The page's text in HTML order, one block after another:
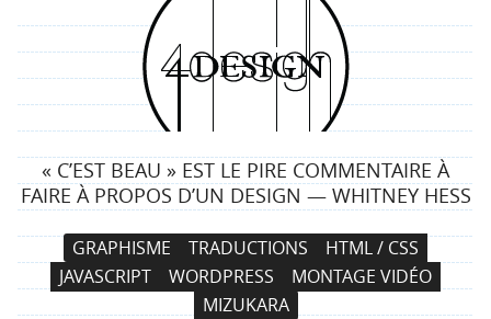
4
d
e
s
i
g
« C’EST BEAU » EST LE PIRE COMMENTAIRE À
FAIRE À PROPOS D’UN DESIGN — WHITNEY HESS
GRAPHISME TRADUCTIONS
HTML / CSS
JAVASCRIPT
WORDPRESS
MONTAGE VIDÉO
MIZUKARA